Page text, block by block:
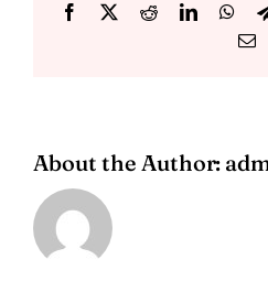
Facebook
X RedditLinkedIn
About the Author: